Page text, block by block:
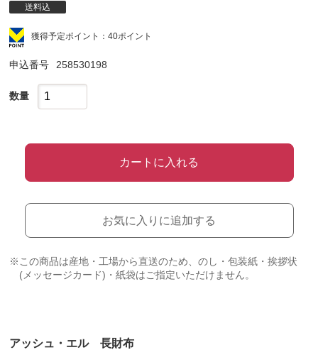
送料込
獲得予定ポイント：40ポイント
申込番号 258530198
数量
カートに入れる
お気に入りに追加する
※この商品は産地・工場から直送のため、のし・包装紙・挨拶状
(メッセージカード)・紙袋はご指定いただけません。
アッシュ・エル 長財布